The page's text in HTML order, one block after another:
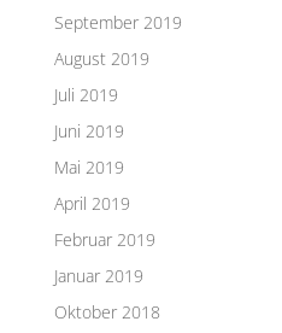
September 2019
August 2019
Juli 2019
Juni 2019
Mai 2019
April 2019
Februar 2019
Januar 2019
Oktober 2018